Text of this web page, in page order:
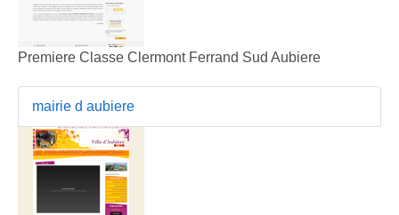
Premiere Classe Clermont Ferrand Sud Aubiere
mairie d aubiere